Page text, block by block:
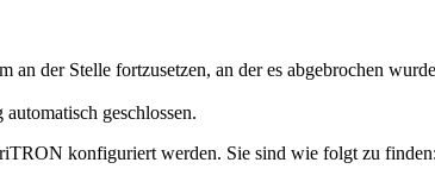
der Stelle fortzusetzen, an der es abgebrochen
geschlossen.
konfiguriert werden. Sie sind wie folgt zu finden: